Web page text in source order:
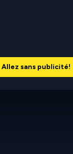
Allez sans publicité!